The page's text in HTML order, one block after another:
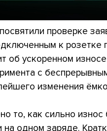
проверке
к розетке
об ускоренном
с
изменения
то, как сильно
на одном заряде.